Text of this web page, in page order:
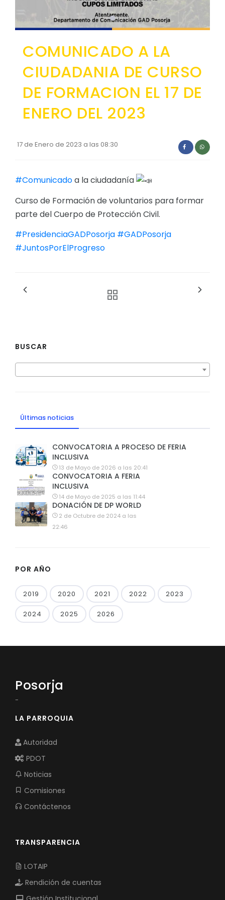
GESTIÓN ADMINISTRATIVA
Plan de desarrollo y Ordenamiento Territorial -
Plan Anual Contratación - PAC
Plan Operativo Anual - POA
Convenios Institucionales
Cédulas presupuestarias y balances
Ejecución Presupuestaria
Obras y proyectos
COMUNICADO A LA
CIUDADANIA DE CURSO
DE FORMACION EL 17 DE
ENERO DEL 2023
17 de Enero de 2023 a las 08:30
#Comunicadoa la ciudadanía
Curso de Formación de voluntarios para formar
parte del Cuerpo de Protección Civil.
#PresidenciaGADPosorja #GADPosorja
#JuntosPorElProgreso
BUSCAR
Últimas noticias
CONVOCATORIA A PROCESO DE FERIA
INCLUSIVA
13 de Mayo de 2026 a las 20:41
CONVOCATORIA A FERIA
INCLUSIVA
14 de Mayo de 2025 a las 11:44
DONACIÓN DE DP WORLD
2 de Octubre de 2024 a las
22:46
POR AÑO
2019 2020 2021 2022 2023
2024 2025 2026
Posorja
-
LA PARROQUIA
Autoridad
PDOT
Noticias
Comisiones
Contáctenos
TRANSPARENCIA
LOTAIP
Rendición de cuentas